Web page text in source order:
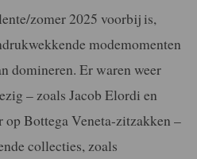
zomer 2025 voorbij is,
modemomenten
domineren. Er waren weer
– zoals Jacob Elordi en
Bottega Veneta-zitzakken –
collecties, zoals